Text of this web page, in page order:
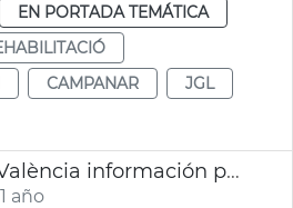
EN PORTADA TEMÁTICA
CAMPANAR
JGL
Ayuntamiento València información pública ampliación IVO
año